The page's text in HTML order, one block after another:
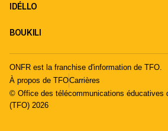
IDÉLLO
BOUKILI
ONFR est la franchise d'information de TFO.
À propos de TFOCarrières
© Office des télécommunications éducatives
(TFO) 2026